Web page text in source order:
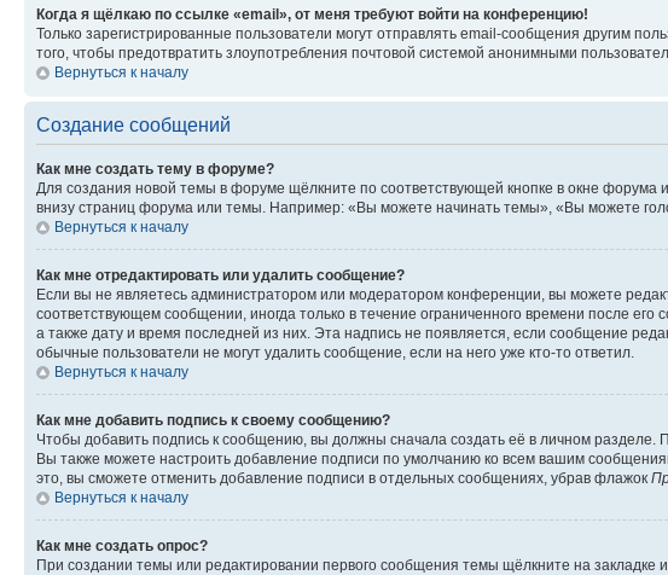
Когда я щёлкаю по ссылке «email», от меня требуют войти на конференцию!
Только зарегистрированные пользователи могут отправлять email-сообщения другим
того, чтобы предотвратить злоупотребления почтовой системой анонимными
Вернуться к началу
Создание сообщений
Как мне создать тему в форуме?
Для создания новой темы в форуме щёлкните по соответствующей кнопке в окне
внизу страниц форума или темы. Например: «Вы можете начинать темы», «Вы можете
Вернуться к началу
Как мне отредактировать или удалить сообщение?
Если вы не являетесь администратором или модератором конференции, вы можете
соответствующем сообщении, иногда только в течение ограниченного времени после
а также дату и время последней из них. Эта надпись не появляется, если сообщение
обычные пользователи не могут удалить сообщение, если на него уже кто-то ответил.
Вернуться к началу
Как мне добавить подпись к своему сообщению?
Чтобы добавить подпись к сообщению, вы должны сначала создать её в личном разделе.
Вы также можете настроить добавление подписи по умолчанию ко всем вашим
это, вы сможете отменить добавление подписи в отдельных сообщениях, убрав флажок
Вернуться к началу
Как мне создать опрос?
При создании темы или редактировании первого сообщения темы щёлкните на закладке